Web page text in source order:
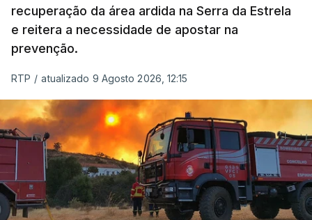
recuperação da área ardida na Serra da Estrela
e reitera a necessidade de apostar na
prevenção.
RTP / atualizado 9 Agosto 2026, 12:15